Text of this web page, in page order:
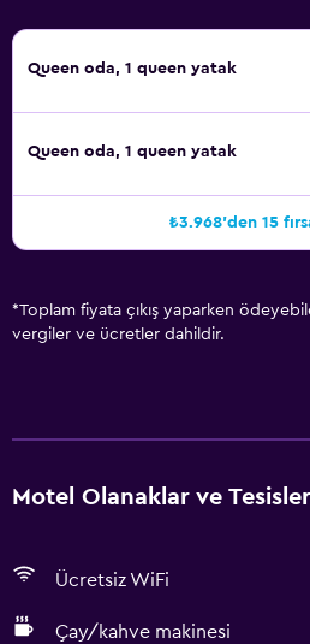
Queen oda, 1 queen yatak
Queen oda, 1 queen yatak
₺3.968'den 15
*Toplam fiyata çıkış yaparken
vergiler ve ücretler dahildir.
Motel Olanaklar ve Tesisler
Ücretsiz WiFi
Çay/kahve makinesi